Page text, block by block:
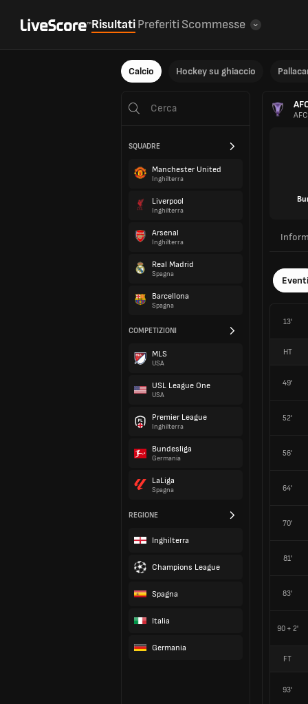
RisultatiPreferiti Scommesse
Calcio Hockey su ghiaccio
SQUADRE
Manchester United
Inghilterra
Liverpool
Inghilterra
Arsenal
Inghilterra
Real Madrid
Spagna
Barcellona
Spagna
COMPETIZIONI
MLS
USA
USL League One
USA
Premier League
Inghilterra
Bundesliga
Germania
LaLiga
Spagna
REGIONE
Inghilterra
Champions League
Spagna
Italia
Germania
Eventi
13'
HT
49'
52'
56'
64'
70'
81'
83'
90 + 2'
FT
93'